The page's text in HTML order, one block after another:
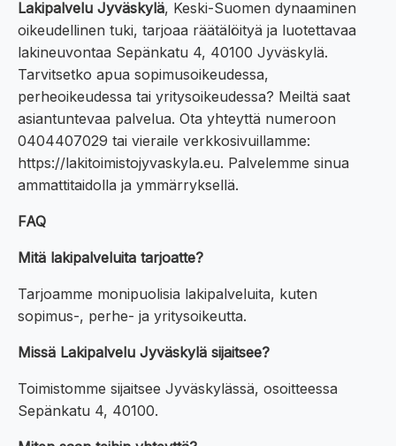
Lakipalvelu Jyväskylä, Keski-Suomen dynaaminen
oikeudellinen tuki, tarjoaa räätälöityä ja luotettavaa
lakineuvontaa Sepänkatu 4, 40100 Jyväskylä.
Tarvitsetko apua sopimusoikeudessa,
perheoikeudessa tai yritysoikeudessa? Meiltä saat
asiantuntevaa palvelua. Ota yhteyttä numeroon
0404407029 tai vieraile verkkosivuillamme:
https://lakitoimistojyvaskyla.eu. Palvelemme sinua
ammattitaidolla ja ymmärryksellä.
FAQ
Mitä lakipalveluita tarjoatte?
Tarjoamme monipuolisia lakipalveluita, kuten
sopimus-, perhe- ja yritysoikeutta.
Missä Lakipalvelu Jyväskylä sijaitsee?
Toimistomme sijaitsee Jyväskylässä, osoitteessa
Sepänkatu 4, 40100.